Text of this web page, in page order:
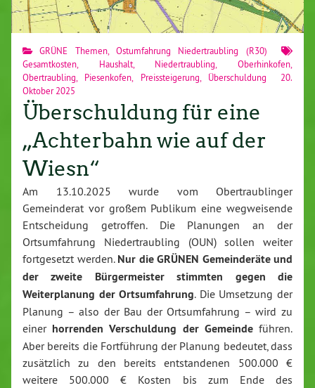
GRÜNE Themen,Ostumfahrung Niedertraubling (R30)
Gesamtkosten, Haushalt, Niedertraubling,Oberhinkofen,
Obertraubling, Piesenkofen, Preissteigerung, Überschuldung
20.
Oktober 2025
Überschuldung für eine
„Achterbahn wie auf der
Wiesn“
Am 13.10.2025 wurde vom Obertraublinger
Gemeinderat vor großem Publikum eine wegweisende
Entscheidung getroffen. Die Planungen an der
Ortsumfahrung Niedertraubling (OUN) sollen weiter
fortgesetzt werden. Nur die GRÜNEN Gemeinderäte und
der zweite Bürgermeister stimmten gegen die
Weiterplanung der Ortsumfahrung. Die Umsetzung der
Planung – also der Bau der Ortsumfahrung – wird zu
einer horrenden Verschuldung der Gemeindeführen.
Aber bereits die Fortführung der Planung bedeutet, dass
zusätzlich zu den bereits entstandenen 500.000 €
weitere 500.000 € Kosten bis zum Ende des